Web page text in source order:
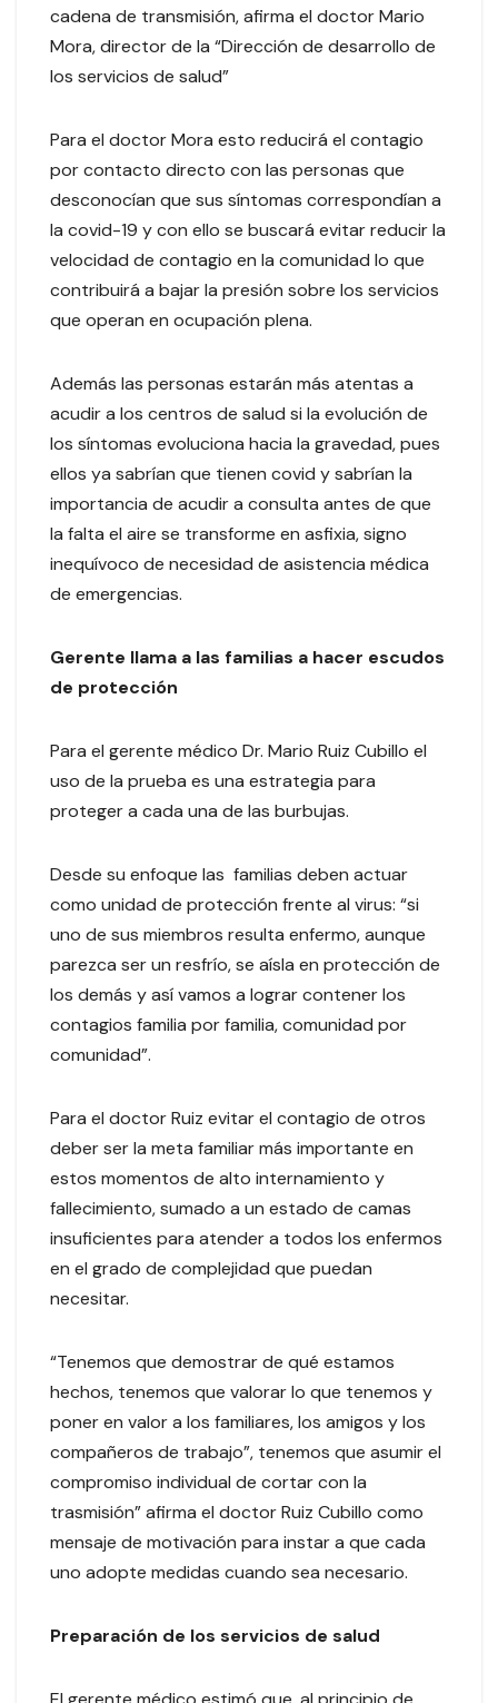
cadena de transmisión, afirma el doctor Mario
Mora, director de la “Dirección de desarrollo de
los servicios de salud”
Para el doctor Mora esto reducirá el contagio
por contacto directo con las personas que
desconocían que sus síntomas correspondían a
la covid-19 y con ello se buscará evitar reducir la
velocidad de contagio en la comunidad lo que
contribuirá a bajar la presión sobre los servicios
que operan en ocupación plena.
Además las personas estarán más atentas a
acudir a los centros de salud si la evolución de
los síntomas evoluciona hacia la gravedad, pues
ellos ya sabrían que tienen covid y sabrían la
importancia de acudir a consulta antes de que
la falta el aire se transforme en asfixia, signo
inequívoco de necesidad de asistencia médica
de emergencias.
Gerente llama a las familias a hacer escudos
de protección
Para el gerente médico Dr. Mario Ruiz Cubillo el
uso de la prueba es una estrategia para
proteger a cada una de las burbujas.
Desde su enfoque las familias deben actuar
como unidad de protección frente al virus: “si
uno de sus miembros resulta enfermo, aunque
parezca ser un resfrío, se aísla en protección de
los demás y así vamos a lograr contener los
contagios familia por familia, comunidad por
comunidad”.
Para el doctor Ruiz evitar el contagio de otros
deber ser la meta familiar más importante en
estos momentos de alto internamiento y
fallecimiento, sumado a un estado de camas
insuficientes para atender a todos los enfermos
en el grado de complejidad que puedan
necesitar.
“Tenemos que demostrar de qué estamos
hechos, tenemos que valorar lo que tenemos y
poner en valor a los familiares, los amigos y los
compañeros de trabajo”, tenemos que asumir el
compromiso individual de cortar con la
trasmisión” afirma el doctor Ruiz Cubillo como
mensaje de motivación para instar a que cada
uno adopte medidas cuando sea necesario.
Preparación de los servicios de salud